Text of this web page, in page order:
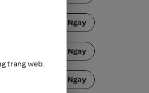
Mua Sắm Ngay
Mua Sắm Ngay
Mua Sắm Ngay
trang web.